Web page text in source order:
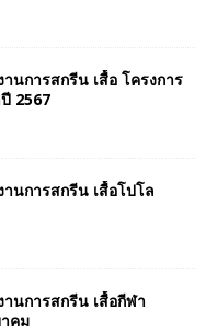
านการสกรีน เสื้อ โครงการ
2567
านการสกรีน เสื้อโปโล
านการสกรีน เสื้อกีฬา
คม